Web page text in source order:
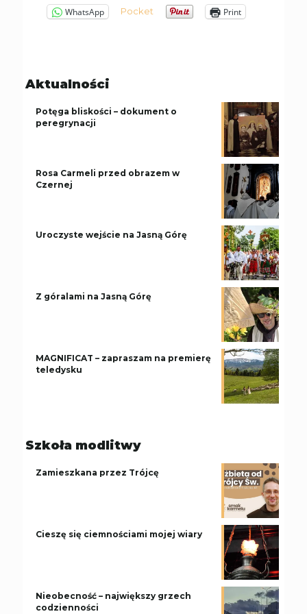
WhatsApp Pocket Print
Aktualności
Potęga bliskości – dokument o
peregrynacji
Rosa Carmeli przed obrazem w
Czernej
Uroczyste wejście na Jasną Górę
Z góralami na Jasną Górę
MAGNIFICAT – zapraszam na premierę
teledysku
Szkoła modlitwy
Zamieszkana przez Trójcę
Cieszę się ciemnościami mojej wiary
Nieobecność – największy grzech
codzienności